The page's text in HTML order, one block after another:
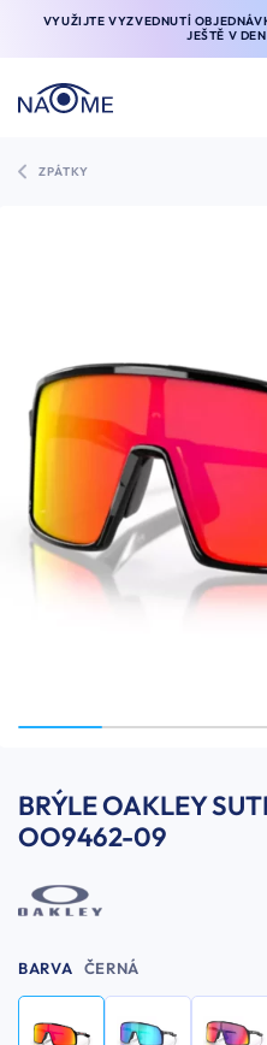
VYUŽIJTE VYZVEDNUTÍ
JEŠTĚ V
ZPÁTKY
BRÝLE OAKLEY
OO9462-09
BARVA ČERNÁ